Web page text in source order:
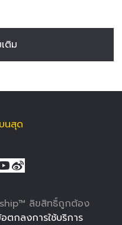
ติม
นสุด
ลิขสิทธิ์ถูกต้อง
ตกลงการใช้บริการ